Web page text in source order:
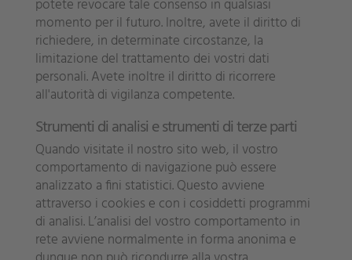
potete revocare tale consenso in qualsiasi
momento per il futuro. Inoltre, avete il diritto di
richiedere, in determinate circostanze, la
limitazione del trattamento dei vostri dati
personali. Avete inoltre il diritto di ricorrere
all'autorità di vigilanza competente.
Strumenti di analisi e strumenti di terze parti
Quando visitate il nostro sito web, il vostro
comportamento di navigazione può essere
analizzato a fini statistici. Questo avviene
attraverso i cookies e con i cosiddetti programmi
di analisi. L’analisi del vostro comportamento in
rete avviene normalmente in forma anonima e